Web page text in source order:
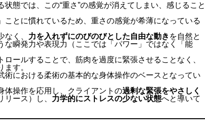
態では、この“重さ”の感覚が消えてしまい、感じること
とに慣れているため、重さの感覚が希薄になっている
く、 力を入れずにのびのびとした自由な動き を自然と
な瞬発力や表現力（ここでは「パワー」ではなく「能
ールすることで、筋肉を過度に緊張させることなく、
す。
術における柔術の基本的な身体操作のベースとなってい
体操作を応用し、クライアントの過剰な緊張をやさしく
ース）し、 力学的にストレスの少ない状態へと導いて